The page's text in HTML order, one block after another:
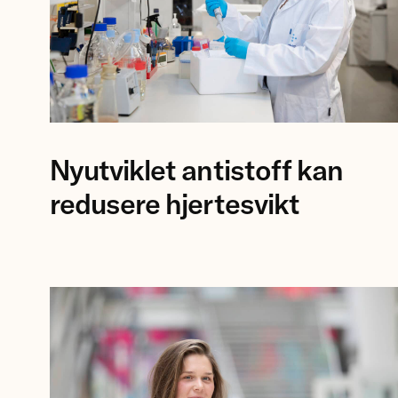
Anna
Karisdotter
Einarsen
Bergen.
Nyutviklet antistoff kan
redusere hjertesvikt